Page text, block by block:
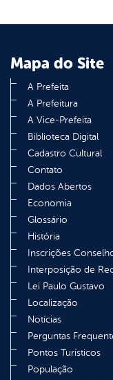
Mapa do Site
A Prefeita
A Prefeitura
A Vice-Prefeita
Biblioteca Digital
Cadastro Cultural
Contato
Dados Abertos
Economia
Glossário
História
Inscrições
Interposição de
Lei Paulo Gustavo
Localização
Notícias
Perguntas
Pontos Turísticos
População